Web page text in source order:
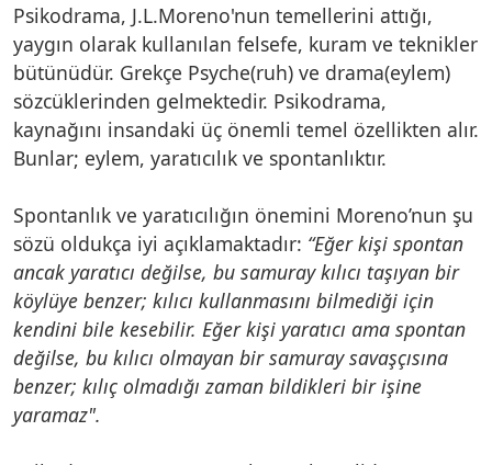
Psikodrama, J.L.Moreno'nun temellerini attığı,
yaygın olarak kullanılan felsefe, kuram ve teknikler
bütünüdür. Grekçe Psyche(ruh) ve drama(eylem)
sözcüklerinden gelmektedir. Psikodrama,
kaynağını insandaki üç önemli temel özellikten alır.
Bunlar; eylem, yaratıcılık ve spontanlıktır.
Spontanlık ve yaratıcılığın önemini Moreno’nun şu
sözü oldukça iyi açıklamaktadır: “Eğer kişi spontan
ancak yaratıcı değilse, bu samuray kılıcı taşıyan bir
köylüye benzer; kılıcı kullanmasını bilmediği için
kendini bile kesebilir. Eğer kişi yaratıcı ama spontan
değilse, bu kılıcı olmayan bir samuray savaşçısına
benzer; kılıç olmadığı zaman bildikleri bir işine
yaramaz".